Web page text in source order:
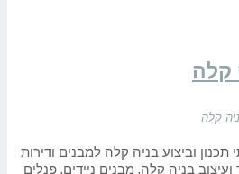
קלה
קלה
וביצוע בניה קלה למבנים ודירות
בניה קלה, מבנים ניידים, פנלים